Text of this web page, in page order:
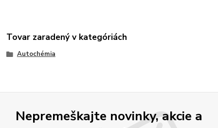
Tovar zaradený v kategóriách
Autochémia
Nepremeškajte novinky, akcie a